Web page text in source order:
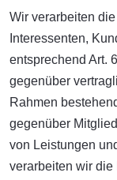
Wir verarbeiten
Interessenten,
entsprechend Art.
gegenüber
Rahmen
gegenüber
von Leistungen
verarbeiten wir die